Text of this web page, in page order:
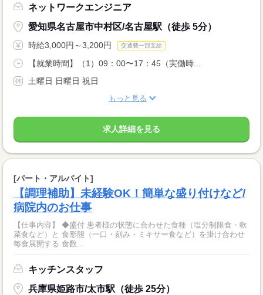
ネットワークエンジニア
愛知県名古屋市中村区/名古屋駅（徒歩 5分）
時給3,000円～3,200円 交通費一部支給
【就業時間】（1）09：00〜17：45（実働時...
土曜日 日曜日 祝日
もっと見る
求人詳細を見る
[パート・アルバイト]
【調理補助】未経験OK！簡単な盛り付けなど/
病院内のお仕事
【仕事内容】 ◆盛付 患者様の状態に合わせた食種（塩分制限食・軟
菜食など）と 食形態（一口・刻み・ミキサー食など）を掛け合わせ
毎食展開する 食数...
キッチンスタッフ
兵庫県姫路市/太市駅（徒歩 25分）